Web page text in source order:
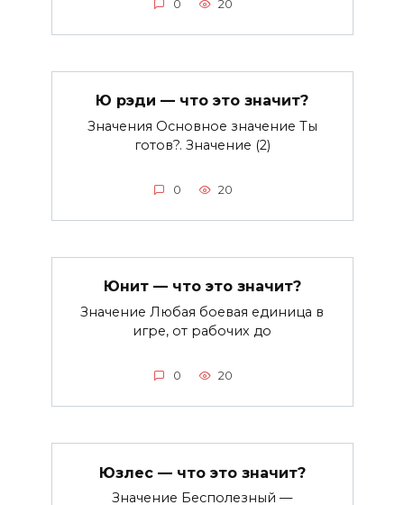
0 20
Ю рэди — что это значит?
Значения Основное значение Ты
готов?. Значение (2)
0 20
Юнит — что это значит?
Значение Любая боевая единица в
игре, от рабочих до
0 20
Юзлес — что это значит?
Значение Бесполезный —